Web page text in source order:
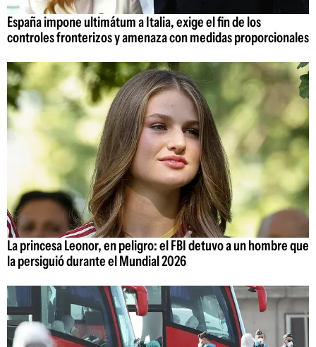
España impone ultimátum a Italia, exige el fin de los
controles fronterizos y amenaza con medidas proporcionales
La princesa Leonor, en peligro: el FBI detuvo a un hombre que
la persiguió durante el Mundial 2026